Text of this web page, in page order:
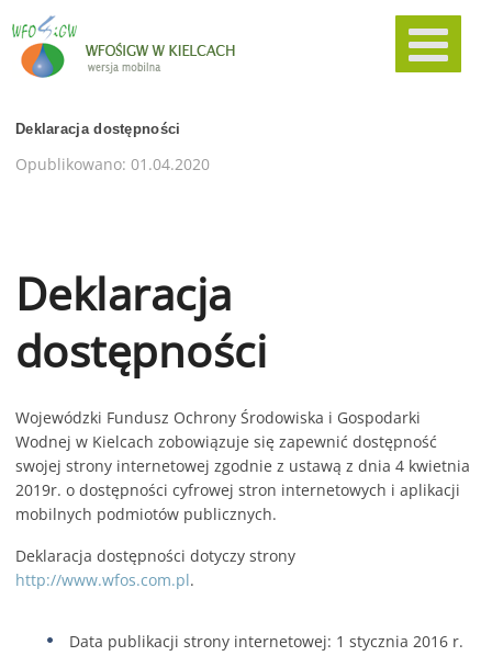
Deklaracja dostępności
Opublikowano: 01.04.2020
Deklaracja
dostępności
Wojewódzki Fundusz Ochrony Środowiska i Gospodarki
Wodnej w Kielcach zobowiązuje się zapewnić dostępność
swojej strony internetowej zgodnie z ustawą z dnia 4 kwietnia
2019r. o dostępności cyfrowej stron internetowych i aplikacji
mobilnych podmiotów publicznych.
Deklaracja dostępności dotyczy strony
http://www.wfos.com.pl.
Data publikacji strony internetowej: 1 stycznia 2016 r.